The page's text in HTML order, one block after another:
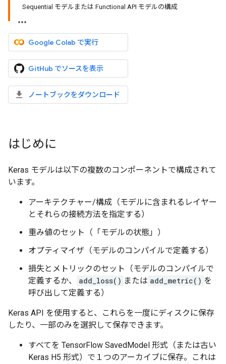
Sequential モデルまたは Functional API モデルの構成
Google Colab で実行
GitHub でソースを表示
ノートブックをダウンロード
はじめに
Keras モデルは以下の複数のコンポーネントで構成されて
います。
アーキテクチャー/構成（モデルに含まれるレイヤー
とそれらの接続方法を指定する）
重み値のセット（「モデルの状態」）
オプティマイザ（モデルのコンパイルで定義する）
損失とメトリックのセット（モデルのコンパイルで
定義するか、
add_loss() または add_metric() を
呼び出して定義する）
Keras API を使用すると、これらを一度にディスクに保存
したり、一部のみを選択して保存できます。
すべてを TensorFlow SavedModel 形式（または古い
Keras H5 形式）で１つのアーカイブに保存。これは